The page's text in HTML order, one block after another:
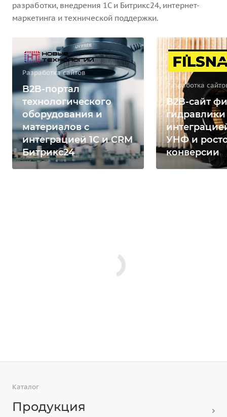
разработки, внедрения 1С и Битрикс24, интернет-
маркетинга и технической поддержки.
Разработка сайтов
B2B-портал
технологического
оборудования и
материалов с
интеграцией 1С и CRM
Битрикс24
Разработка
B2B-сайт
гидравлики
УНФ и
конверсии
Каталог
Продукция